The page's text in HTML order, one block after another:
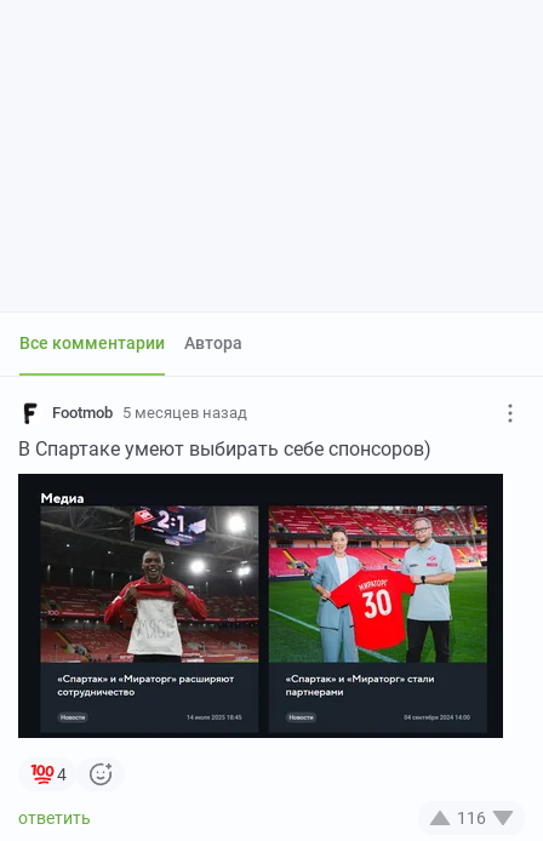
Все комментарии Автора
Footmob 5 месяцев назад
В Спартаке умеют выбирать себе спонсоров)
4
116